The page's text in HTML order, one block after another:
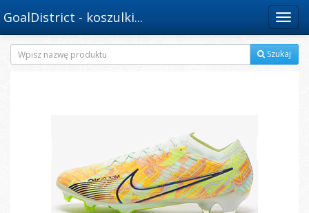
Menu
GoalDistrict - koszulki...
Szukaj